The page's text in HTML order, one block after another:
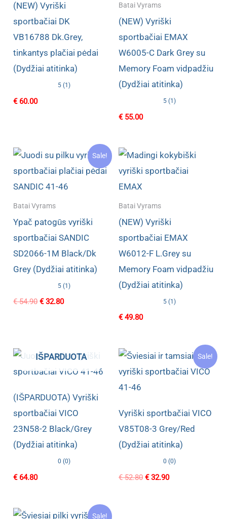
(NEW) Vyriški
sportbačiai DK
VB16788 Dk.Grey,
tinkantys plačiai pėdai
(Dydžiai atitinka)
5 (1)
€60.00
Batai Vyrams
(NEW) Vyriški
sportbačiai EMAX
W6005-C Dark Grey su
Memory Foam vidpadžiu
(Dydžiai atitinka)
5 (1)
€55.00
Sale!
Batai Vyrams
Ypač patogūs vyriški
sportbačiai SANDIC
SD2066-1M Black/Dk
Grey (Dydžiai atitinka)
5 (1)
€54.90 Original
€32.80Current
Batai Vyrams
(NEW) Vyriški
sportbačiai EMAX
W6012-F L.Grey su
Memory Foam vidpadžiu
(Dydžiai atitinka)
5 (1)
€49.80
IŠPARDUOTA
(IŠPARDUOTA) Vyriški
sportbačiai VICO
23N58-2 Black/Grey
(Dydžiai atitinka)
0 (0)
€64.80
Sale!
Vyriški sportbačiai VICO
V85T08-3 Grey/Red
(Dydžiai atitinka)
0 (0)
€52.80 Original
€32.90Current
Sale!